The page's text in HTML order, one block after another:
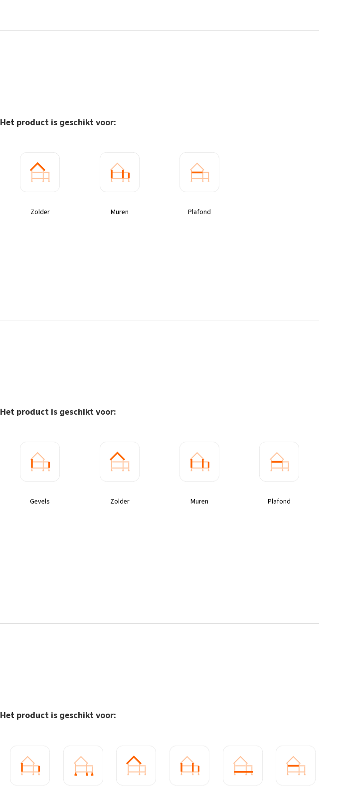
Het product is geschikt voor:
Zolder Muren Plafond
Het product is geschikt voor:
Gevels Zolder Muren Plafond
Het product is geschikt voor: